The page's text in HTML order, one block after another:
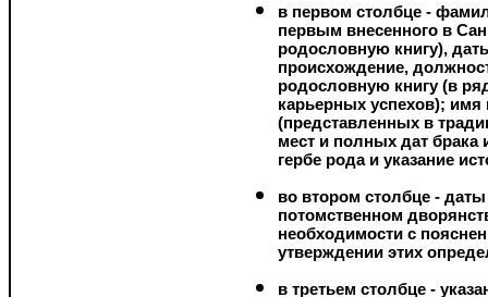
в первом столбце -
первым внесенного в
родословную книгу),
происхождение,
родословную книгу (в
карьерных успехов);
(представленных в
мест и полных дат
гербе рода и указание
во втором столбце -
потомственном
необходимости с
утверждении этих
в третьем столбце -